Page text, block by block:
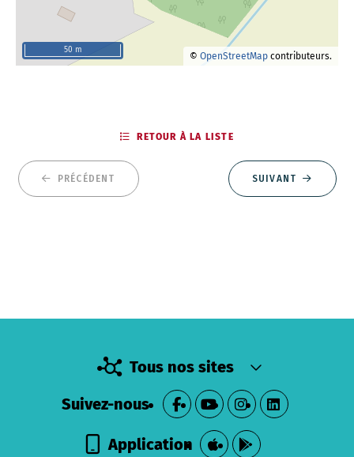
© OpenStreetMap contributeurs.
50 m
PRÉCÉDENT
RETOUR À LA LISTE
SUIVANT
Tous nos sites
Suivez-nous
Application